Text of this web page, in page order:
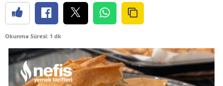
Okunma Süresi: 1 dk